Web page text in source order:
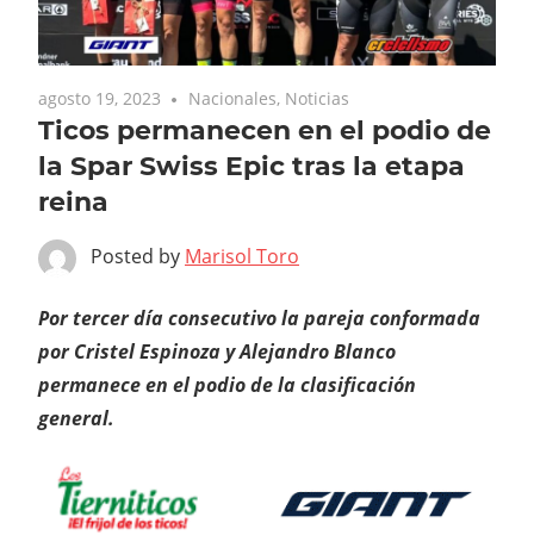
agosto 19, 2023 Nacionales, Noticias
Ticos permanecen en el podio de
la Spar Swiss Epic tras la etapa
reina
Posted by Marisol Toro
Por tercer día consecutivo la pareja conformada
por Cristel Espinoza y Alejandro Blanco
permanece en el podio de la clasificación
general.